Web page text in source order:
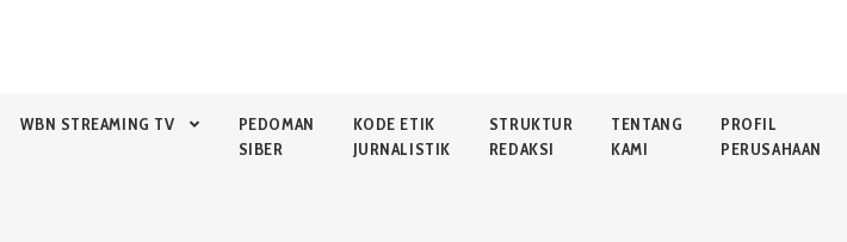
WBN STREAMING TV
PEDOMAN
SIBER
KODE ETIK
JURNALISTIK
STRUKTUR
REDAKSI
TENTANG
KAMI
PROFIL
PERUSAHAAN